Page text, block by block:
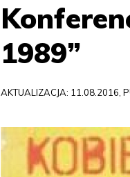
1989”
AKTUALIZACJA: 11.08.2016,